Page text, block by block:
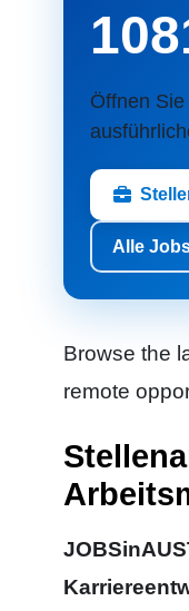
Öffnen
Alle
Browse the
remote